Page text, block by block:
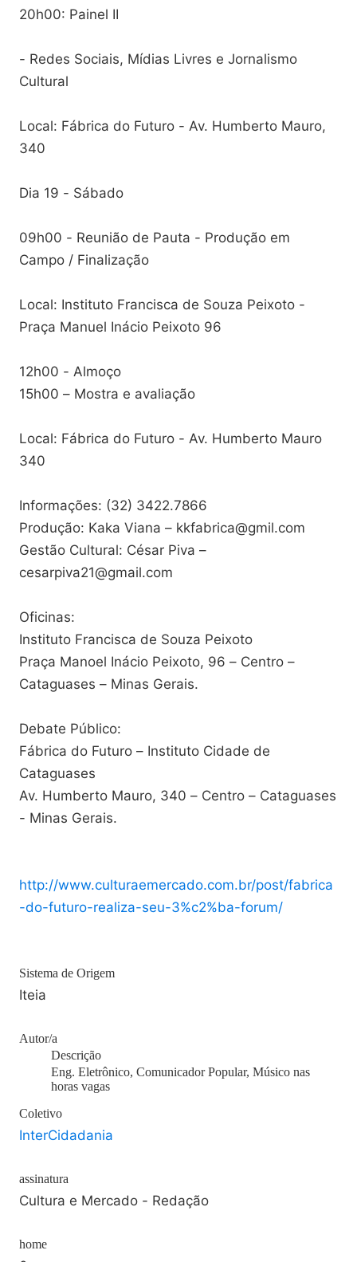
20h00: Painel II
- Redes Sociais, Mídias Livres e Jornalismo
Cultural
Local: Fábrica do Futuro - Av. Humberto Mauro,
340
Dia 19 - Sábado
09h00 - Reunião de Pauta - Produção em
Campo / Finalização
Local: Instituto Francisca de Souza Peixoto -
Praça Manuel Inácio Peixoto 96
12h00 - Almoço
15h00 – Mostra e avaliação
Local: Fábrica do Futuro - Av. Humberto Mauro
340
Informações: (32) 3422.7866
Produção: Kaka Viana – kkfabrica@gmil.com
Gestão Cultural: César Piva –
cesarpiva21@gmail.com
Oficinas:
Instituto Francisca de Souza Peixoto
Praça Manoel Inácio Peixoto, 96 – Centro –
Cataguases – Minas Gerais.
Debate Público:
Fábrica do Futuro – Instituto Cidade de
Cataguases
Av. Humberto Mauro, 340 – Centro – Cataguases
- Minas Gerais.
http://www.culturaemercado.com.br/post/fabrica
-do-futuro-realiza-seu-3%c2%ba-forum/
Sistema de Origem
Iteia
Autor/a
Descrição
Eng. Eletrônico, Comunicador Popular, Músico nas
horas vagas
Coletivo
InterCidadania
assinatura
Cultura e Mercado - Redação
home